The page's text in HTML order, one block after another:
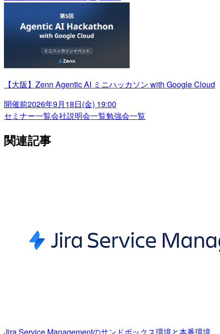
【大阪】Zenn Agentic AI ミニハッカソン with Google Cloud
開催前2026年9月18日(金) 19:00
セミナー一覧会社説明会一覧勉強会一覧
関連記事
Jira Service Managementのサンドボックス環境と本番環境